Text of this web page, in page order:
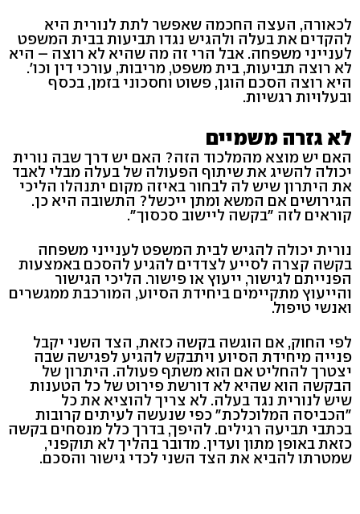
לכאורה, העצה החכמה שאפשר לתת לנורית היא
להקדים את בעלה ולהגיש נגדו תביעות בבית המשפט
לענייני משפחה. אבל הרי זה מה שהיא לא רוצה – היא
לא רוצה תביעות, בית משפט, מריבות, עורכי דין וכו'.
היא רוצה הסכם הוגן, פשוט וחסכוני בזמן, בכסף
ובעלויות רגשיות.
לא גזרה משמיים
האם יש מוצא מהמלכוד הזה? האם יש דרך שבה נורית
יכולה להשיג את שיתוף הפעולה של בעלה מבלי לאבד
את היתרון שיש לה לבחור באיזה מקום יתנהלו הליכי
הגירושים אם המשא ומתן ייכשל? התשובה היא כן.
קוראים לזה "בקשה ליישוב סכסוך".
נורית יכולה להגיש לבית המשפט לענייני משפחה
בקשה קצרה לסייע לצדדים להגיע להסכם באמצעות
הפנייתם לגישור, ייעוץ או פישור. הליכי הגישור
והייעוץ מתקיימים ביחידת הסיוע, המורכבת ממגשרים
ואנשי טיפול.
לפי החוק, אם הוגשה בקשה כזאת, הצד השני יקבל
פנייה מיחידת הסיוע ויתבקש להגיע לפגישה שבה
יצטרך להחליט אם הוא משתף פעולה. היתרון של
הבקשה הוא שהיא לא דורשת פירוט של כל הטענות
שיש לנורית נגד בעלה. לא צריך להוציא את כל
"הכביסה המלוכלכת" כפי שנעשה לעיתים קרובות
בכתבי תביעה רגילים. להיפך, בדרך כלל מנסחים בקשה
כזאת באופן מתון ועדין. מדובר בהליך לא תוקפני,
שמטרתו להביא את הצד השני לכדי גישור והסכם.